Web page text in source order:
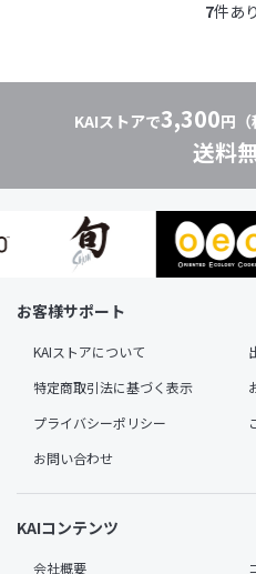
7件あ
KAIストアで3,300円
送料
お客様サポート
KAIストアについて
特定商取引法に基づく表示
プライバシーポリシー
お問い合わせ
KAIコンテンツ
会社概要